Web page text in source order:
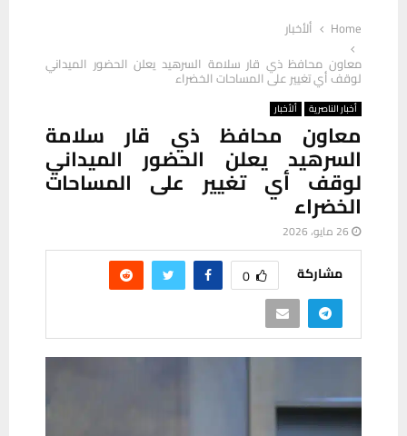
Home
ألأخبار
معاون محافظ ذي قار سلامة السرهيد يعلن الحضور الميداني
لوقف أي تغيير على المساحات الخضراء
أخبار الناصرية ألأخبار
معاون محافظ ذي قار سلامة
السرهيد يعلن الحضور الميداني
لوقف أي تغيير على المساحات
الخضراء
26 مايو، 2026
مشاركة 0